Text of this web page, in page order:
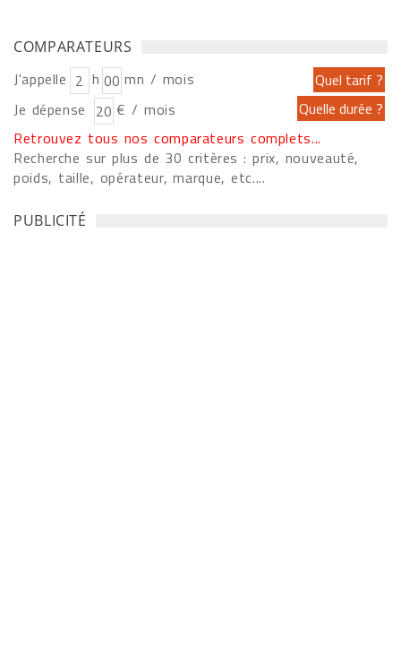
COMPARATEURS
J'appelle h
mn / mois
Je dépense
€ / mois
Retrouvez tous nos comparateurs complets...
Recherche sur plus de 30 critères : prix, nouveauté,
poids, taille, opérateur, marque, etc....
PUBLICITÉ